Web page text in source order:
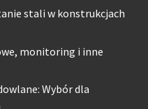
stali w konstrukcjach
monitoring i inne
Wybór dla